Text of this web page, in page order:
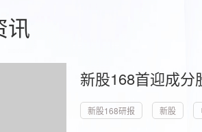
讯
新股168首迎成
新股168研报 新股